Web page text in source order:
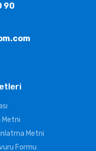
90
Metni
Metni
Formu